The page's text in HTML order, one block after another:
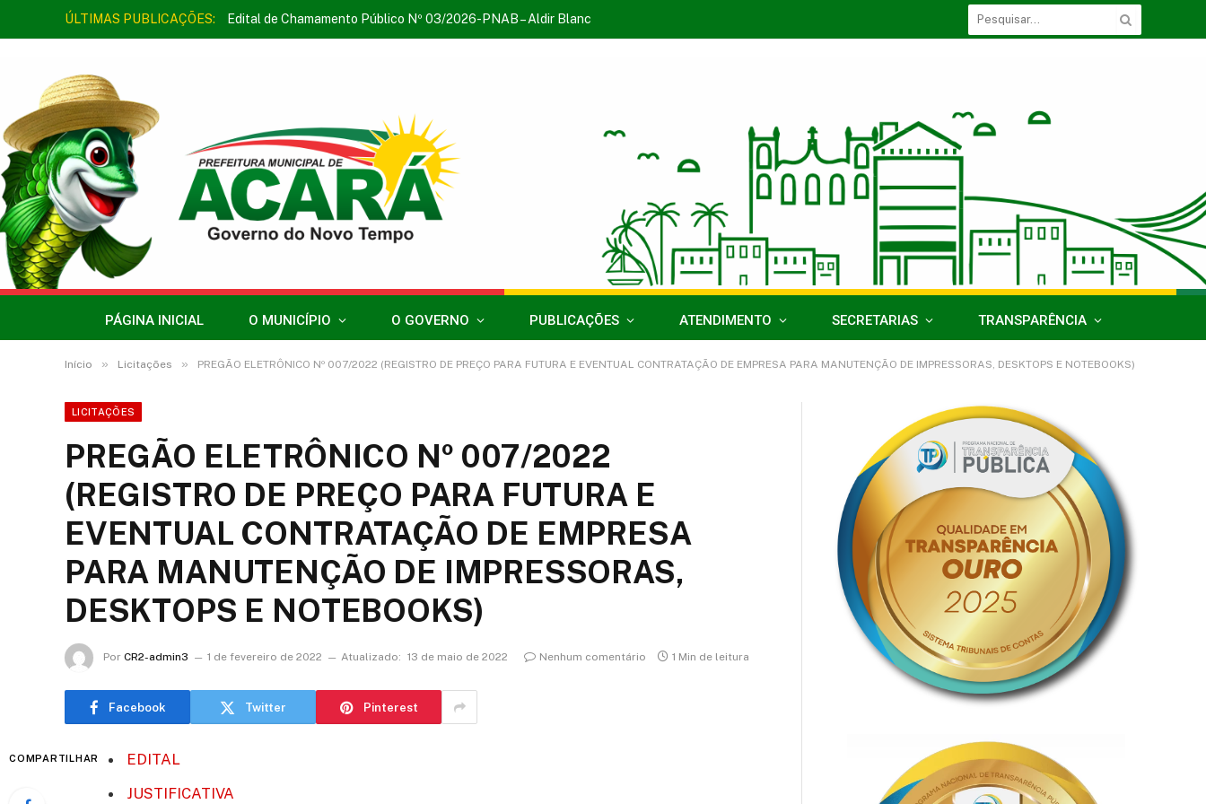
ÚLTIMAS PUBLICAÇÕES: Edital de Chamamento Público Nº 03/2026-PNAB – Aldir Blanc
PÁGINA INICIAL O MUNICÍPIO O GOVERNO PUBLICAÇÕES ATENDIMENTO SECRETARIAS TRANSPARÊNCIA
Início » Licitações » PREGÃO ELETRÔNICO Nº 007/2022 (REGISTRO DE PREÇO PARA FUTURA E EVENTUAL CONTRATAÇÃO DE EMPRESA PARA MANUTENÇÃO DE IMPRESSORAS, DESKTOPS E NOTEBOOKS)
LICITAÇÕES
PREGÃO ELETRÔNICO Nº 007/2022
(REGISTRO DE PREÇO PARA FUTURA E
EVENTUAL CONTRATAÇÃO DE EMPRESA
PARA MANUTENÇÃO DE IMPRESSORAS,
DESKTOPS E NOTEBOOKS)
Por CR2-admin3 1 de fevereiro de 2022 Atualizado: 13 de maio de 2022 Nenhum comentário 1 Min de leitura
Facebook Twitter Pinterest
COMPARTILHAR
EDITAL
JUSTIFICATIVA